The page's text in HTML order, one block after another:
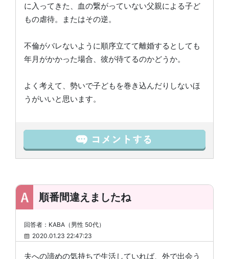
に入ってきた、血の繋がっていない父親による子ど
もの虐待。またはその逆。
不倫がバレないように順序立てて離婚するとしても
年月がかかった場合、彼が待てるのかどうか。
よく考えて、勢いで子どもを巻き込んだりしないほ
うがいいと思います。
順番間違えましたね
回答者：KABA（男性 50代）
2020.01.23 22:47:23
夫への諦めの気持ちで生活していれば、外で出会う